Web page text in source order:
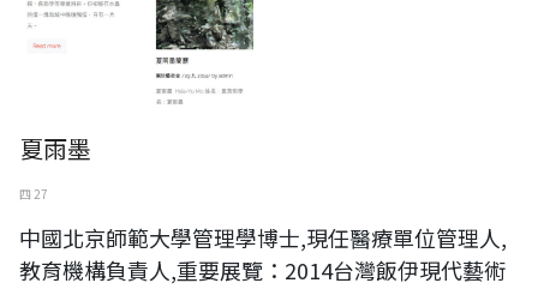
夏雨墨
四 27
中國北京師範大學管理學博士,現任醫療單位管理人,
教育機構負責人,重要展覽：2014台灣飯伊現代藝術